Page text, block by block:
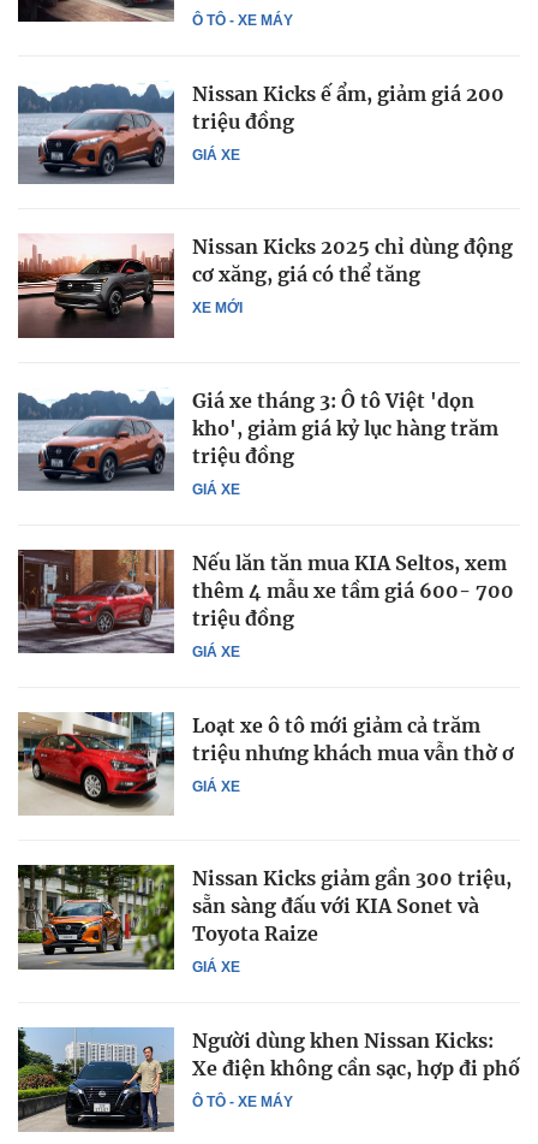
Ô TÔ - XE MÁY
GIÁ XE
Nissan Kicks ế ẩm, giảm giá 200
triệu đồng
XE MỚI
Nissan Kicks 2025 chỉ dùng động
cơ xăng, giá có thể tăng
GIÁ XE
Giá xe tháng 3: Ô tô Việt 'dọn
kho', giảm giá kỷ lục hàng trăm
triệu đồng
GIÁ XE
Nếu lăn tăn mua KIA Seltos, xem
thêm 4 mẫu xe tầm giá 600- 700
triệu đồng
GIÁ XE
Loạt xe ô tô mới giảm cả trăm
triệu nhưng khách mua vẫn thờ ơ
GIÁ XE
Nissan Kicks giảm gần 300 triệu,
sẵn sàng đấu với KIA Sonet và
Toyota Raize
Ô TÔ - XE MÁY
Người dùng khen Nissan Kicks:
Xe điện không cần sạc, hợp đi phố